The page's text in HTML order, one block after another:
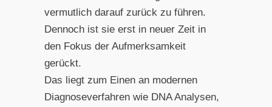
vermutlich darauf zurück zu führen.
Dennoch ist sie erst in neuer Zeit in
den Fokus der Aufmerksamkeit
gerückt.
Das liegt zum Einen an modernen
Diagnoseverfahren wie DNA Analysen,